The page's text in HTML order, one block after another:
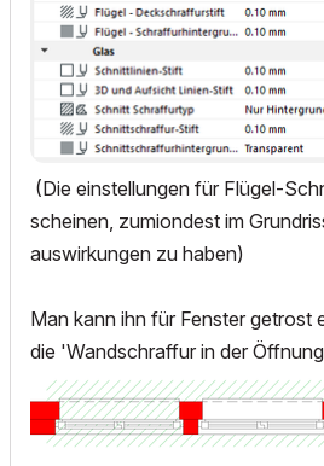
(Die einstellungen für Flügel-
scheinen, zumiondest im
auswirkungen zu haben)
Man kann ihn für Fenster getrost
die 'Wandschraffur in der